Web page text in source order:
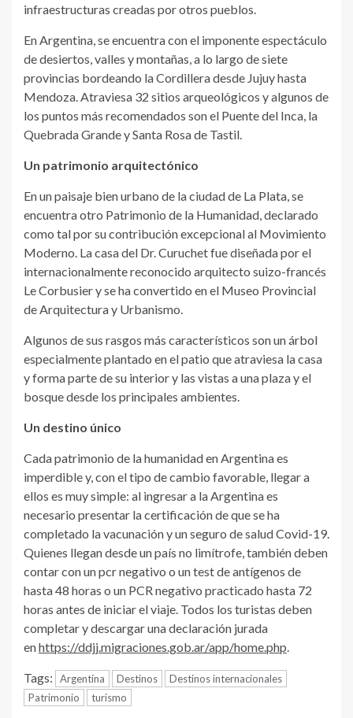
infraestructuras creadas por otros pueblos.
En Argentina, se encuentra con el imponente espectáculo
de desiertos, valles y montañas, a lo largo de siete
provincias bordeando la Cordillera desde Jujuy hasta
Mendoza. Atraviesa 32 sitios arqueológicos y algunos de
los puntos más recomendados son el Puente del Inca, la
Quebrada Grande y Santa Rosa de Tastil.
Un patrimonio arquitectónico
En un paisaje bien urbano de la ciudad de La Plata, se
encuentra otro Patrimonio de la Humanidad, declarado
como tal por su contribución excepcional al Movimiento
Moderno. La casa del Dr. Curuchet fue diseñada por el
internacionalmente reconocido arquitecto suizo-francés
Le Corbusier y se ha convertido en el Museo Provincial
de Arquitectura y Urbanismo.
Algunos de sus rasgos más característicos son un árbol
especialmente plantado en el patio que atraviesa la casa
y forma parte de su interior y las vistas a una plaza y el
bosque desde los principales ambientes.
Un destino único
Cada patrimonio de la humanidad en Argentina es
imperdible y, con el tipo de cambio favorable, llegar a
ellos es muy simple: al ingresar a la Argentina es
necesario presentar la certificación de que se ha
completado la vacunación y un seguro de salud Covid-19.
Quienes llegan desde un país no limítrofe, también deben
contar con un pcr negativo o un test de antígenos de
hasta 48 horas o un PCR negativo practicado hasta 72
horas antes de iniciar el viaje. Todos los turistas deben
completar y descargar una declaración jurada
enhttps://ddjj.migraciones.gob.ar/app/home.php.
Tags: Argentina Destinos
Destinos internacionales
Patrimonio
turismo